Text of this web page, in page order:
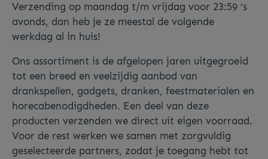
Verzending op maandag t/m vrijdag voor 23:59 ’s
avonds, dan heb je ze meestal de volgende
werkdag al in huis!
Ons assortiment is de afgelopen jaren uitgegroeid
tot een breed en veelzijdig aanbod van
drankspellen, gadgets, dranken, feestmaterialen en
horecabenodigdheden. Een deel van deze
producten verzenden we direct uit eigen voorraad.
Voor de rest werken we samen met zorgvuldig
geselecteerde partners, zodat je toegang hebt tot